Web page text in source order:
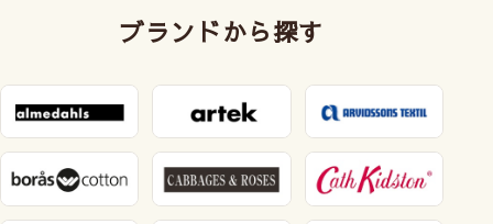
ブランドから探す